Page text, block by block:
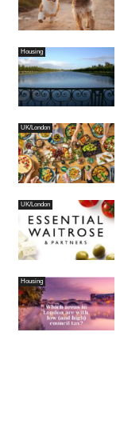
Housing
UK/London
UK/London
Housing